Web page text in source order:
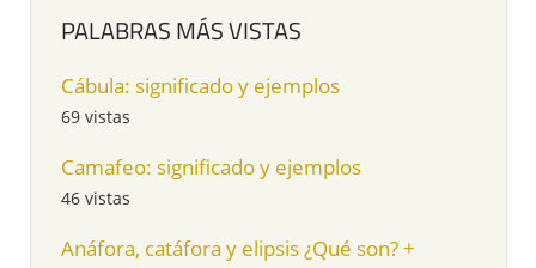
PALABRAS MÁS VISTAS
Cábula: significado y ejemplos
69 vistas
Camafeo: significado y ejemplos
46 vistas
Anáfora, catáfora y elipsis ¿Qué son? +